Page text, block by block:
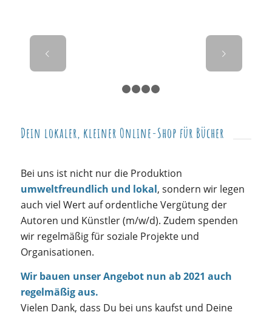
Dein lokaler, kleiner Online-Shop für Bücher
Bei uns ist nicht nur die Produktion
umweltfreundlich und lokal, sondern wir legen
auch viel Wert auf ordentliche Vergütung der
Autoren und Künstler (m/w/d). Zudem spenden
wir regelmäßig für soziale Projekte und
Organisationen.
Wir bauen unser Angebot nun ab 2021 auch
regelmäßig aus.
Vielen Dank, dass Du bei uns kaufst und Deine